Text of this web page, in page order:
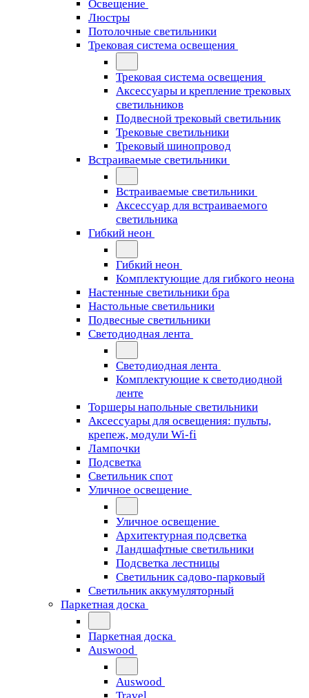
Освещение
Люстры
Потолочные светильники
Трековая система освещения
Трековая система освещения
Аксессуары и крепление трековых
светильников
Подвесной трековый светильник
Трековые светильники
Трековый шинопровод
Встраиваемые светильники
Встраиваемые светильники
Аксессуар для встраиваемого
светильника
Гибкий неон
Гибкий неон
Комплектующие для гибкого неона
Настенные светильники бра
Настольные светильники
Подвесные светильники
Светодиодная лента
Светодиодная лента
Комплектующие к светодиодной
ленте
Торшеры напольные светильники
Аксессуары для освещения: пульты,
крепеж, модули Wi-fi
Лампочки
Подсветка
Светильник спот
Уличное освещение
Уличное освещение
Архитектурная подсветка
Ландшафтные светильники
Подсветка лестницы
Светильник садово-парковый
Светильник аккумуляторный
Паркетная доска
Паркетная доска
Auswood
Auswood